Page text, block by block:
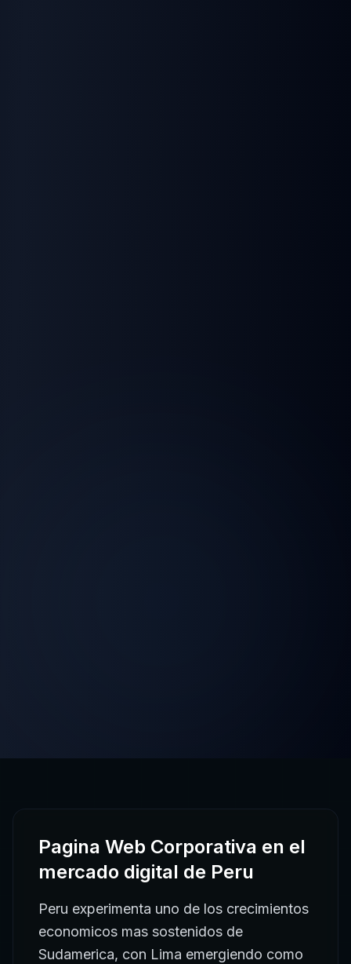
Pagina Web Corporativa en el
mercado digital de Peru
Peru experimenta uno de los crecimientos
economicos mas sostenidos de
Sudamerica, con Lima emergiendo como